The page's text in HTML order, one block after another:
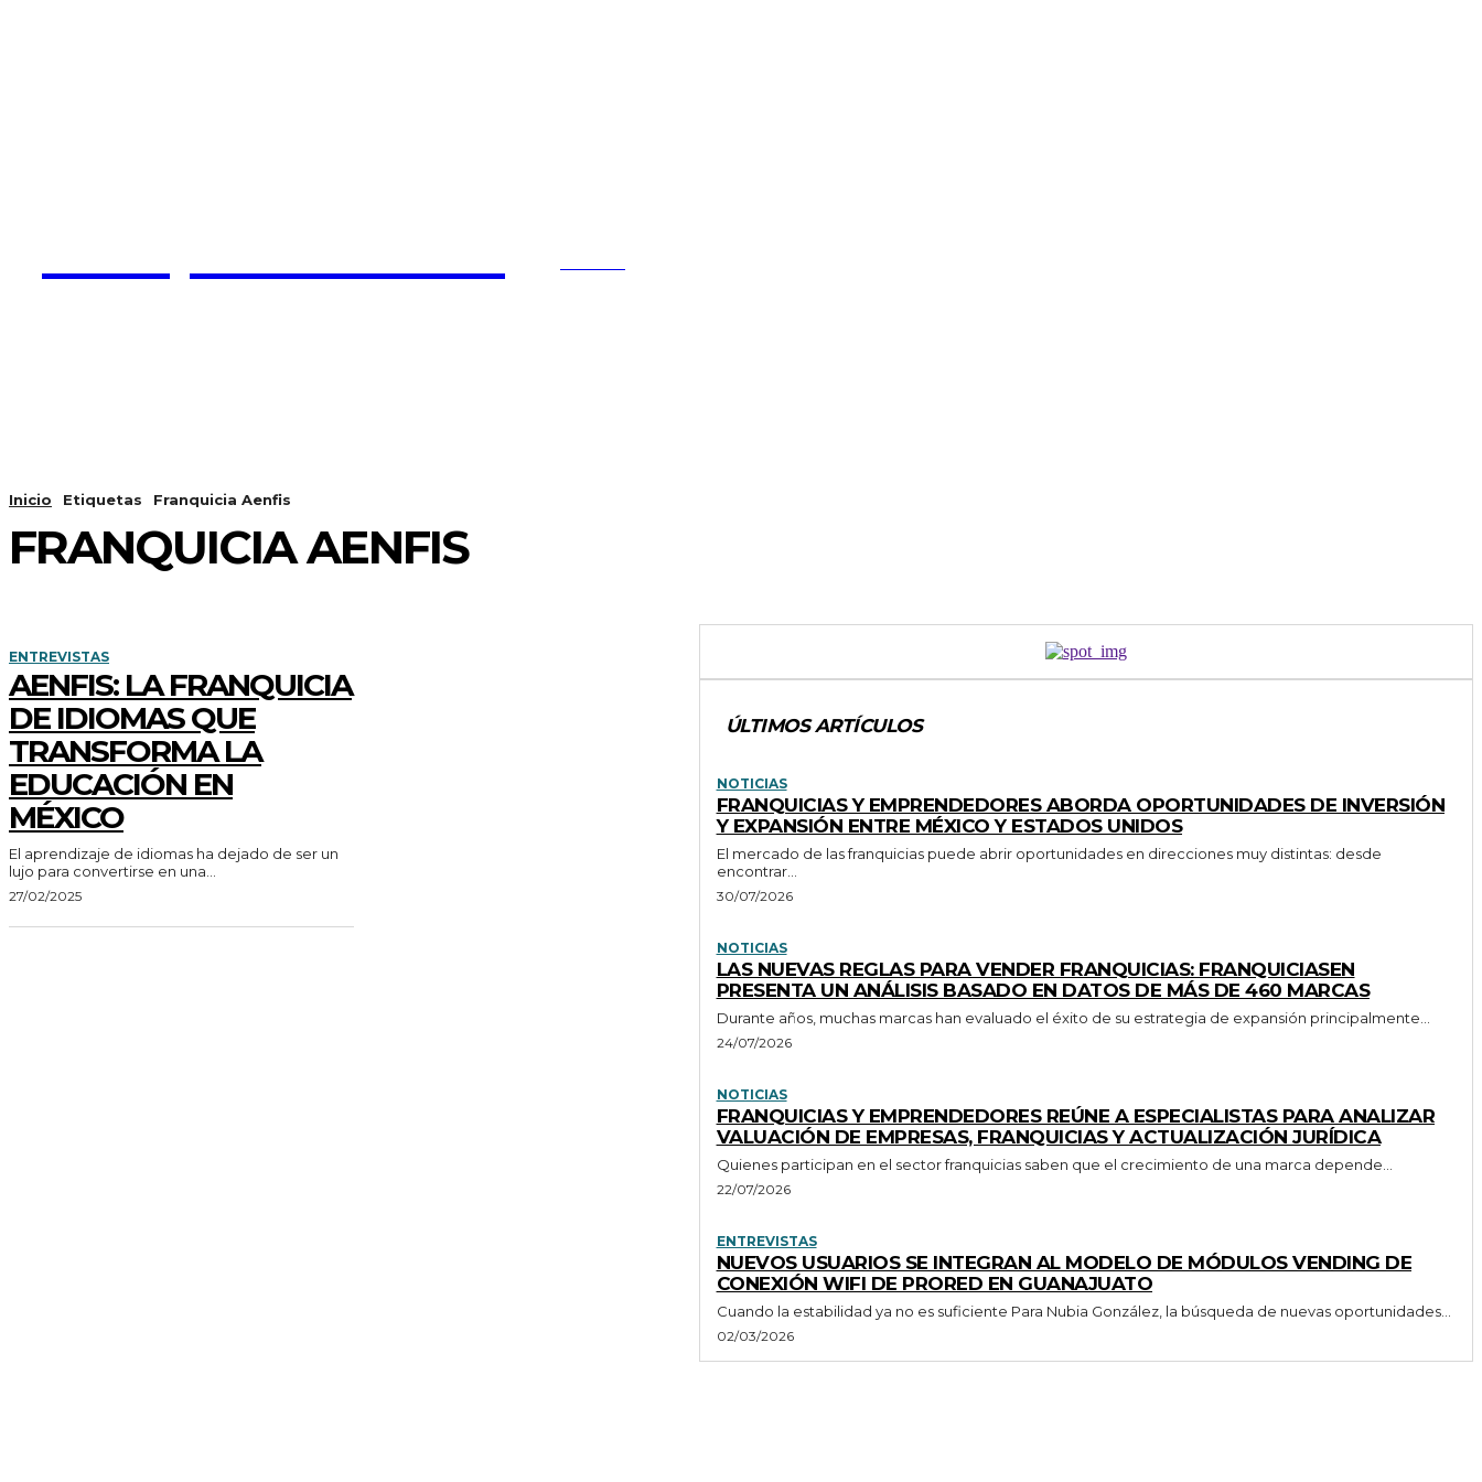
Inicio Etiquetas Franquicia Aenfis
FRANQUICIA AENFIS
ENTREVISTAS
AENFIS: LA FRANQUICIA
DE IDIOMAS QUE
TRANSFORMA LA
EDUCACIÓN EN
MÉXICO
El aprendizaje de idiomas ha dejado de ser un
lujo para convertirse en una...
27/02/2025
ÚLTIMOS ARTÍCULOS
NOTICIAS
FRANQUICIAS Y EMPRENDEDORES ABORDA OPORTUNIDADES DE INVERSIÓN
Y EXPANSIÓN ENTRE MÉXICO Y ESTADOS UNIDOS
El mercado de las franquicias puede abrir oportunidades en direcciones muy distintas: desde
encontrar...
30/07/2026
NOTICIAS
LAS NUEVAS REGLAS PARA VENDER FRANQUICIAS: FRANQUICIASEN
PRESENTA UN ANÁLISIS BASADO EN DATOS DE MÁS DE 460 MARCAS
Durante años, muchas marcas han evaluado el éxito de su estrategia de expansión principalmente...
24/07/2026
NOTICIAS
FRANQUICIAS Y EMPRENDEDORES REÚNE A ESPECIALISTAS PARA ANALIZAR
VALUACIÓN DE EMPRESAS, FRANQUICIAS Y ACTUALIZACIÓN JURÍDICA
Quienes participan en el sector franquicias saben que el crecimiento de una marca depende...
22/07/2026
ENTREVISTAS
NUEVOS USUARIOS SE INTEGRAN AL MODELO DE MÓDULOS VENDING DE
CONEXIÓN WIFI DE PRORED EN GUANAJUATO
Cuando la estabilidad ya no es suficiente Para Nubia González, la búsqueda de nuevas oportunidades...
02/03/2026